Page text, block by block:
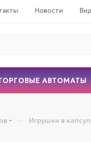
Новости
АВТОМАТЫ
— Игрушки в